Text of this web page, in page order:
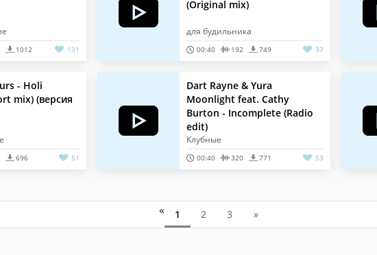
1012 131
(Original mix)
для будильника
00:40 192 749 37
- Holi
mix) (версия
696 51
Dart Rayne & Yura
Moonlight feat. Cathy
Burton - Incomplete (Radio
edit)
Клубные
00:40 320 771 53
« 1 2 3 »